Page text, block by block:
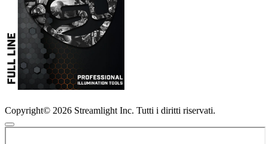
Copyright© 2026 Streamlight Inc. Tutti i diritti riservati.